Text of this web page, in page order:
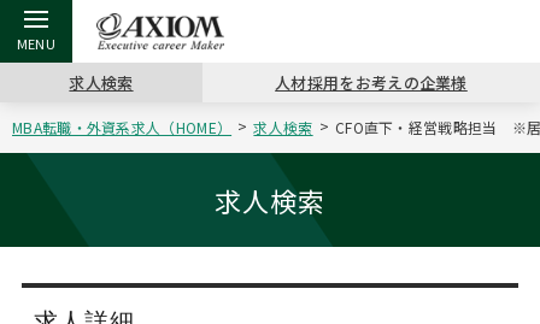
戻る
アクシアムの特長
戻る
コンサ
サービス案内
戻る
キャリ
コンサルタントの紹介
戻る
キャリア支援 TOP
キャリアデザイン講座
（最新求人市場動向）
戻る
MBAの
戻る
日本か
戻る
転職ツール TOP
英文レジュメの書き方
戻る
パワー
職務経歴書の書き方
戻る
転職コラム TOP
“展”職相談室
転職市場の明日をよめ
戻る
イベント・セミナー TOP
ジョブフェア
キャリアデザインセミナー
戻る
会社概要 TOP
沿革
主なクライアント
求人検索 人材採用をお考えの企業様
MBA転職・外資系求人（HOME） 求人検索 CFO直下・経営戦略担当 ※
求人検索